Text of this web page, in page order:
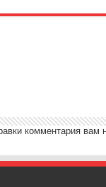
комментария вам